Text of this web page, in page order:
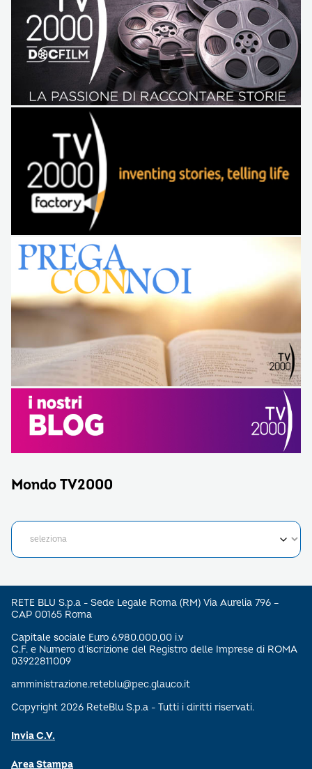
Mondo TV2000
RETE BLU S.p.a - Sede Legale Roma (RM) Via Aurelia 796 –
CAP 00165 Roma
Capitale sociale Euro 6.980.000,00 i.v
C.F. e Numero d’iscrizione del Registro delle Imprese di ROMA
03922811009
amministrazione.reteblu@pec.glauco.it
Copyright 2026 ReteBlu S.p.a - Tutti i diritti riservati.
Invia C.V.
Area Stampa